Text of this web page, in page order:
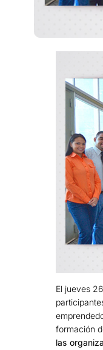
El jueves
formación
las